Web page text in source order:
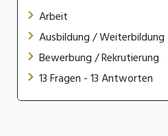
Arbeit
Ausbildung / Weiterbildung
Bewerbung / Rekrutierung
13 Fragen - 13 Antworten